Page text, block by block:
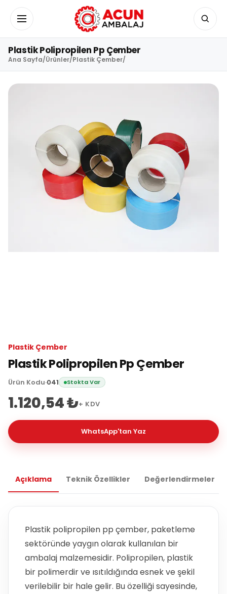
Menüyü aç/kapat
Plastik Polipropilen Pp Çember
Ana Sayfa/Ürünler/Plastik Çember/
Plastik Çember
Plastik Polipropilen Pp Çember
Ürün Kodu·041 Stokta Var
1.120,54 ₺+ KDV
WhatsApp'tan Yaz
Açıklama Teknik Özellikler Değerlendirmeler
Plastik polipropilen pp çember, paketleme
sektöründe yaygın olarak kullanılan bir
ambalaj malzemesidir. Polipropilen, plastik
bir polimerdir ve ısıtıldığında esnek ve şekil
verilebilir bir hale gelir. Bu özelliği sayesinde,